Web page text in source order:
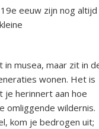
eeuw zijn nog altijd
in musea, maar zit in
wonen. Het is
je herinnert aan hoe
omliggende wildernis.
kom je bedrogen uit;